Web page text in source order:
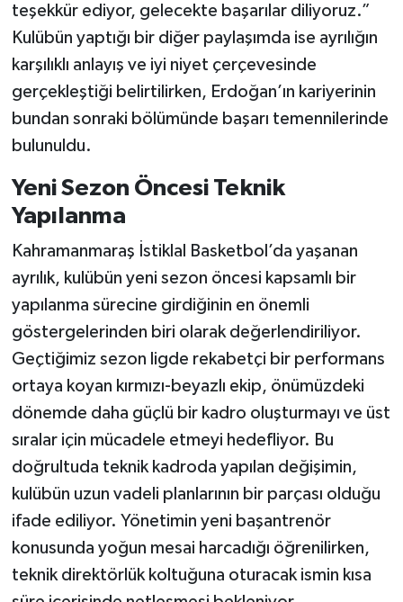
teşekkür ediyor, gelecekte başarılar diliyoruz.”
Kulübün yaptığı bir diğer paylaşımda ise ayrılığın
karşılıklı anlayış ve iyi niyet çerçevesinde
gerçekleştiği belirtilirken, Erdoğan’ın kariyerinin
bundan sonraki bölümünde başarı temennilerinde
bulunuldu.
Yeni Sezon Öncesi Teknik
Yapılanma
Kahramanmaraş İstiklal Basketbol’da yaşanan
ayrılık, kulübün yeni sezon öncesi kapsamlı bir
yapılanma sürecine girdiğinin en önemli
göstergelerinden biri olarak değerlendiriliyor.
Geçtiğimiz sezon ligde rekabetçi bir performans
ortaya koyan kırmızı-beyazlı ekip, önümüzdeki
dönemde daha güçlü bir kadro oluşturmayı ve üst
sıralar için mücadele etmeyi hedefliyor. Bu
doğrultuda teknik kadroda yapılan değişimin,
kulübün uzun vadeli planlarının bir parçası olduğu
ifade ediliyor. Yönetimin yeni başantrenör
konusunda yoğun mesai harcadığı öğrenilirken,
teknik direktörlük koltuğuna oturacak ismin kısa